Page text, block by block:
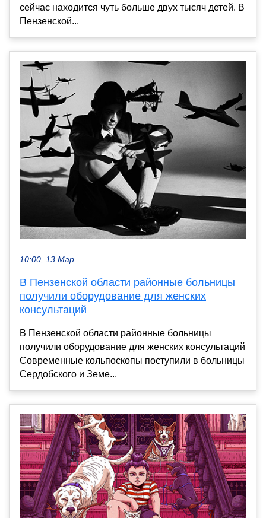
сейчас находится чуть больше двух тысяч детей. В
Пензенской...
10:00, 13 Мар
В Пензенской области районные больницы
получили оборудование для женских
консультаций
В Пензенской области районные больницы
получили оборудование для женских консультаций
Современные кольпоскопы поступили в больницы
Сердобского и Земе...